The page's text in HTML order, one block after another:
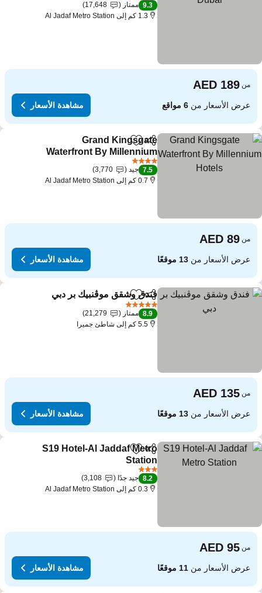
9.3 ممتاز
17,648
1.3 كم إلى Al Jadaf Metro Station
من
عرض الأسعار من6 مواقع مشاهدة الأسعار
مشاركةAdd to favorites
Grand Kingsgate
Waterfront By Millennium
Hotels
7.5 جيد
3,770
0.7 كم إلى Al Jadaf Metro Station
من
عرض الأسعار من13 موقعًا مشاهدة الأسعار
مشاركةAdd to favorites
فندق وشقق موڤنبيك بر دبي
8.9 ممتاز
21,279
5.5 كم إلى شاطئ جميرا
من
عرض الأسعار من13 موقعًا مشاهدة الأسعار
مشاركةAdd to favorites
S19 Hotel-Al Jaddaf Metro
Station
8.2 جيد جدًا
3,108
0.3 كم إلى Al Jadaf Metro Station
من
عرض الأسعار من11 موقعًا مشاهدة الأسعار